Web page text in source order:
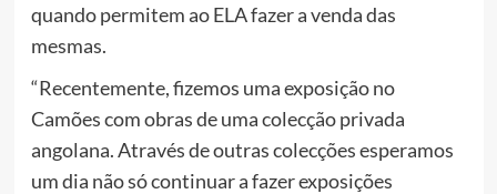
quando permitem ao ELA fazer a venda das
mesmas.
“Recentemente, fizemos uma exposição no
Camões com obras de uma colecção privada
angolana. Através de outras colecções esperamos
um dia não só continuar a fazer exposições